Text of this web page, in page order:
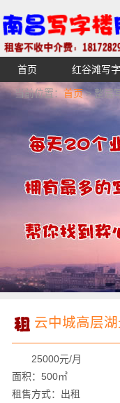
【不收中介费】南
湖青云谱写字楼
首页 红谷滩写
当前位置： 首页> 整层
云中城高层
25000元/月
面积：500㎡
租售方式：出租